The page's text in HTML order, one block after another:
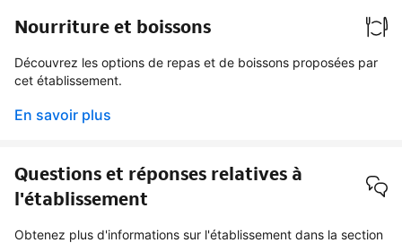
Nourriture et boissons
Découvrez les options de repas et de boissons proposées par
cet établissement.
En savoir plus
Questions et réponses relatives à
l'établissement
Obtenez plus d'informations sur l'établissement dans la section